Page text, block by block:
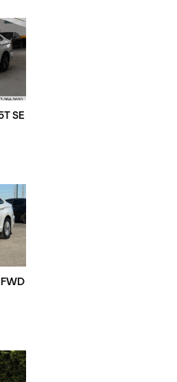
SE